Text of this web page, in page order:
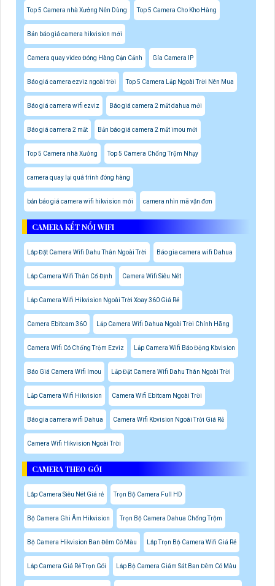
Top 5 Camera nhà Xưởng Nên Dùng Top 5 Camera Cho Kho Hàng
Bản báo giá camera hikvision mới
Camera quay video Đóng Hàng Cận Cảnh Gía Camera IP
Báo giá camera ezviz ngoài trời Top 5 Camera Lắp Ngoài Trời Nên Mua
Báo giá camera wifi ezviz Báo giá camera 2 mắt dahua mới
Báo giá camera 2 mắt Bản báo giá camera 2 mắt imou mới
Top 5 Camera nhà Xưởng Top 5 Camera Chống Trộm Nhạy
camera quay lại quá trình đóng hàng
bản báo giá camera wifi hikvision mới camera nhìn mã vận đơn
CAMERA KẾT NỐI WIFI
Lắp Đặt Camera Wifi Dahu Thân Ngoài Trời Báo gia camera wifi Dahua
Lắp Camera Wifi Thân Cố Định Camera Wifi Siêu Nét
Lắp Camera Wifi Hikvision Ngoài Trời Xoay 360 Giá Rẻ
Camera Ebitcam 360 Lắp Camera Wifi Dahua Ngoài Trời Chính Hãng
Camera Wifi Có Chống Trộm Ezviz Lắp Camera Wifi Báo Động Kbvision
Báo Giá Camera Wifi Imou Lắp Đặt Camera Wifi Dahu Thân Ngoài Trời
Lắp Camera Wifi Hikvision Camera Wifi Ebitcam Ngoài Trời
Báo gia camera wifi Dahua Camera Wifi Kbvision Ngoài Trời Giá Rẻ
Camera Wifi Hikvision Ngoài Trời
CAMERA THEO GÓI
Lắp Camera Siêu Nét Giá rẻ Trọn Bộ Camera Full HD
Bộ Camera Ghi Âm Hikvision Trọn Bộ Camera Dahua Chống Trộm
Bộ Camera Hikvision Ban Đêm Có Màu Lắp Trọn Bộ Camera Wifi Giá Rẻ
Lắp Camera Giá Rẻ Trọn Gói Lắp Bộ Camera Giám Sát Ban Đêm Có Màu